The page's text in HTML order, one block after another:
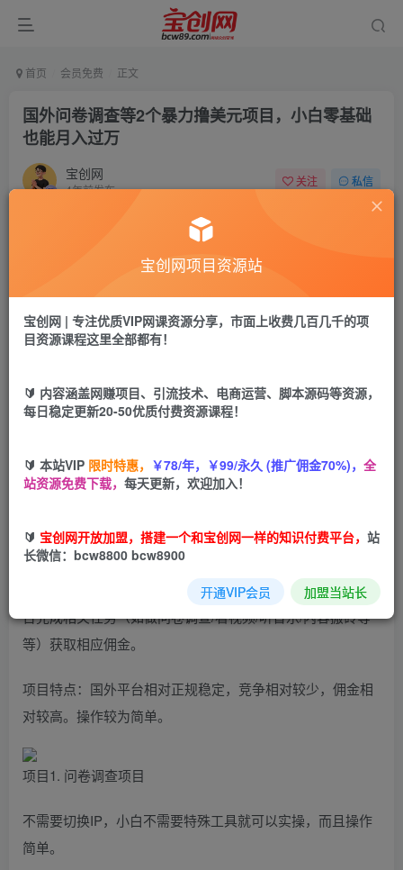
首页 会员免费 正文
国外问卷调查等2个暴力撸美元项目，小白零基础
也能月入过万
宝创网
4年前发布
关注 私信
宝币9.9 宝币 19.9
立即购买
万
国外撸美金项目主要原理是利用信息差，通过海外网站及平
台完成相关任务（如做问卷调查/看视频/听音乐/内容搬砖等
等）获取相应佣金。
项目特点：国外平台相对正规稳定，竞争相对较少，佣金相
对较高。操作较为简单。
项目1. 问卷调查项目
不需要切换IP，小白不需要特殊工具就可以实操，而且操作
简单。
宝创网项目资源站
宝创网 | 专注优质VIP网课资源分享，市面上收费几百几千的项
目资源课程这里全部都有！
🔰 内容涵盖网赚项目、引流技术、电商运营、脚本源码等资源，
每日稳定更新20-50优质付费资源课程！
🔰 本站VIP 限时特惠， ￥78/年，￥99/永久 (推广佣金70%)， 全
站资源免费下载， 每天更新，欢迎加入！
🔰 宝创网开放加盟，搭建一个和宝创网一样的知识付费平台， 站
长微信：bcw8800 bcw8900
开通VIP会员 加盟当站长